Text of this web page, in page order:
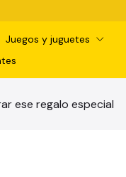
Juegos y juguetes
ese regalo especial